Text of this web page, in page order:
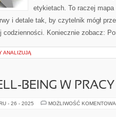
etykietach. To raczej
i detale tak, by czytelnik mógł
codzienności. Koniecznie zobacz:
ANALIZUJĄ
BEING W PRACY
- 26 - 2025 MOŻLIWOŚĆ